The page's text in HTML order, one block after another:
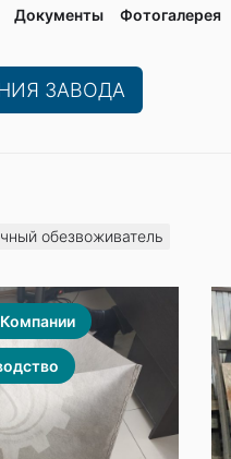
ЗАВОДА
обезвоживатель
Документы Фотогалерея